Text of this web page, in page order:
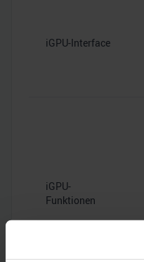
iGPU-Interface
iGPU-
Funktionen